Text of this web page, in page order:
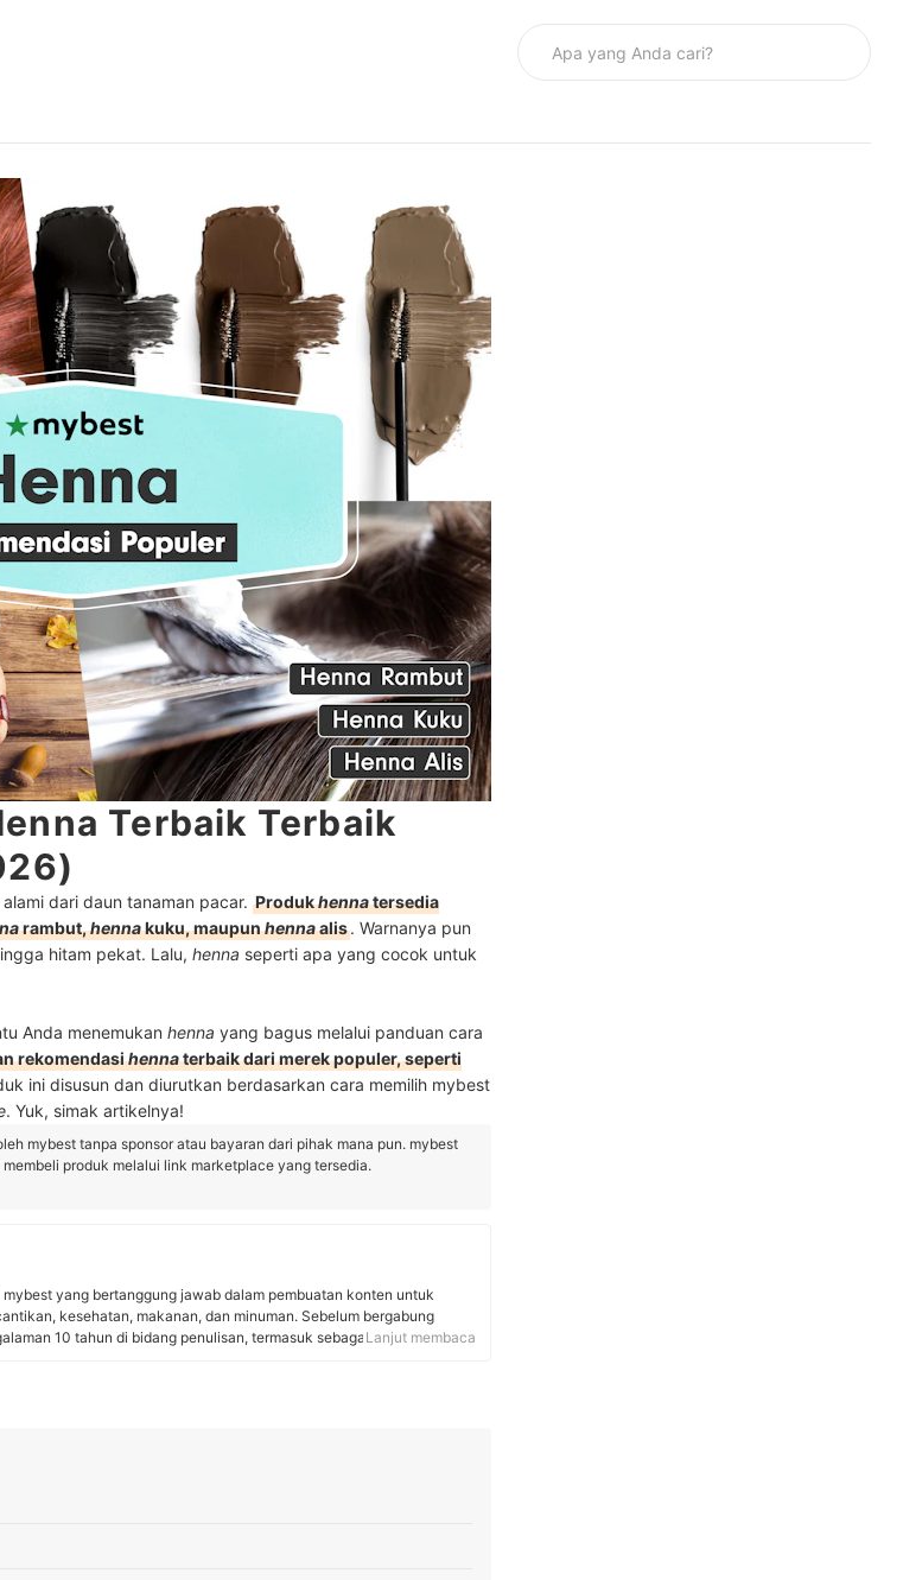
Terbaik Terbaik
dari daun tanaman pacar. Produkhennatersedia
rambut,hennakuku, maupunhennaalis. Warnanya pun
hitam pekat. Lalu, henna seperti apa yang cocok untuk
Anda menemukan henna yang bagus melalui panduan cara
rekomendasihennaterbaik dari merek populer, seperti
ini disusun dan diurutkan berdasarkan cara memilih mybest
. Yuk, simak artikelnya!
mybest tanpa sponsor atau bayaran dari pihak mana pun. mybest
produk melalui link marketplace yang tersedia.
yang bertanggung jawab dalam pembuatan konten untuk
kesehatan, makanan, dan minuman. Sebelum bergabung
10 tahun di bidang penulisan, termasuk sebagai jurnalis di
Lanjut membaca